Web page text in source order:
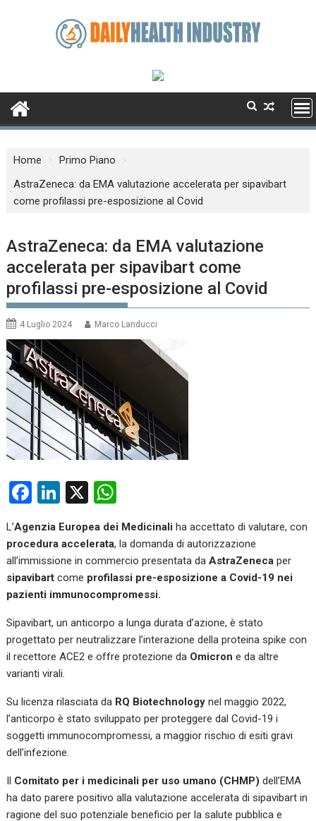
Home
Primo Piano
AstraZeneca: da EMA valutazione accelerata per sipavibart
come profilassi pre-esposizione al Covid
AstraZeneca: da EMA valutazione
accelerata per sipavibart come
profilassi pre-esposizione al Covid
4 Luglio 2024 Marco Landucci
F
ce
b
o
o
k
Li
ke
dI
n
X
at
s
A
p
p
L’Agenzia Europea dei Medicinali ha accettato di valutare, con
procedura accelerata, la domanda di autorizzazione
all’immissione in commercio presentata daAstraZeneca per
sipavibart come profilassi pre-esposizione a Covid-19 nei
pazienti immunocompromessi.
Sipavibart, un anticorpo a lunga durata d’azione, è stato
progettato per neutralizzare l’interazione della proteina spike con
il recettore ACE2 e offre protezione da Omicron e da altre
varianti virali.
Su licenza rilasciata da RQ Biotechnology nel maggio 2022,
l’anticorpo è stato sviluppato per proteggere dal Covid-19 i
soggetti immunocompromessi, a maggior rischio di esiti gravi
dell’infezione.
Comitato per i medicinali per uso umano (CHMP) dell’EMA
ha dato parere positivo alla valutazione accelerata di sipavibart in
ragione del suo potenziale beneficio per la salute pubblica e